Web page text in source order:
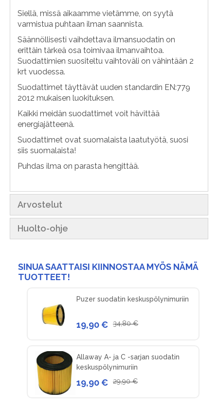
Siellä, missä aikaamme vietämme, on syytä
varmistua puhtaan ilman saannista.
Säännöllisesti vaihdettava ilmansuodatin on
erittäin tärkeä osa toimivaa ilmanvaihtoa.
Suodattimien suositeltu vaihtoväli on vähintään 2
krt vuodessa.
Suodattimet täyttävät uuden standardin EN:779
2012 mukaisen luokituksen.
Kaikki meidän suodattimet voit hävittää
energiajätteenä.
Suodattimet ovat suomalaista laatutyötä, suosi
siis suomalaista!
Puhdas ilma on parasta hengittää.
Arvostelut
Huolto-ohje
SINUA SAATTAISI KIINNOSTAA MYÖS NÄMÄ
TUOTTEET!
Puzer suodatin keskuspölynimuriin
19,90 € 34,80 €
Allaway A- ja C -sarjan suodatin
keskuspölynimuriin
19,90 € 29,90 €